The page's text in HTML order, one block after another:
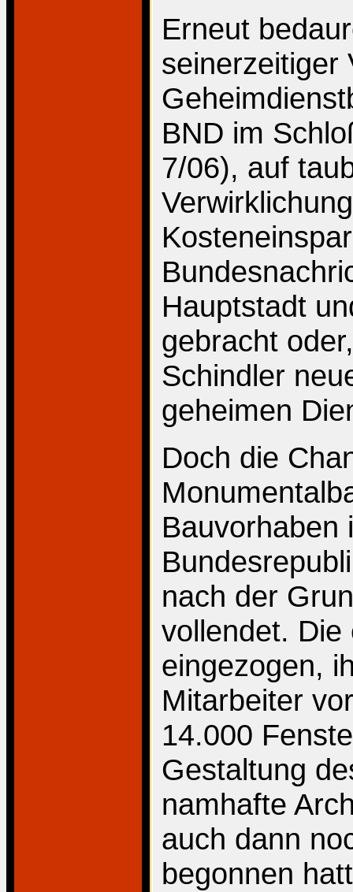
Erneut
seinerzeitiger
BND im
7/06), auf
Hauptstadt
gebracht
Schindler
geheimen
Doch die
Bauvorhaben
nach der
vollendet.
eingezogen,
Mitarbeiter
14.000
Gestaltung
namhafte
auch dann
begonnen